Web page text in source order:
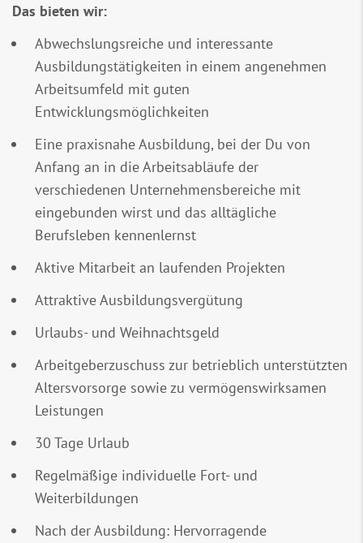
Das bieten wir:
Abwechslungsreiche und interessante
Ausbildungstätigkeiten in einem angenehmen
Arbeitsumfeld mit guten
Entwicklungsmöglichkeiten
Eine praxisnahe Ausbildung, bei der Du von
Anfang an in die Arbeitsabläufe der
verschiedenen Unternehmensbereiche mit
eingebunden wirst und das alltägliche
Berufsleben kennenlernst
Aktive Mitarbeit an laufenden Projekten
Attraktive Ausbildungsvergütung
Urlaubs- und Weihnachtsgeld
Arbeitgeberzuschuss zur betrieblich unterstützten
Altersvorsorge sowie zu vermögenswirksamen
Leistungen
30 Tage Urlaub
Regelmäßige individuelle Fort- und
Weiterbildungen
Nach der Ausbildung: Hervorragende